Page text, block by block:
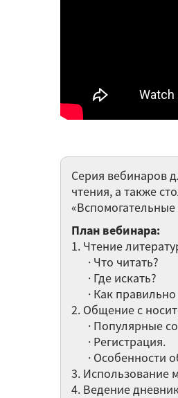
Серия вебинаров
чтения, а также
План вебинара:
1. Чтение
· Что читать?
· Где искать?
· Как правильно
2. Общение с
· Популярные
· Регистрация.
· Особенности
3. Использование
4. Ведение